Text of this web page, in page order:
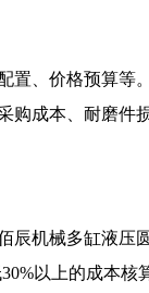
置、价格预算等
购成本、耐磨件
辰机械多缸液压
以上的成本核